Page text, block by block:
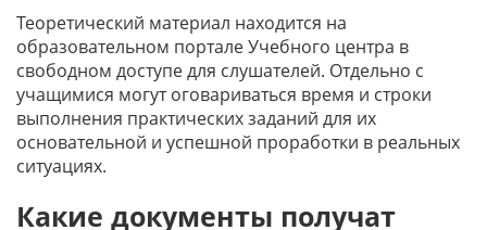
Теоретический материал находится на
образовательном портале Учебного центра в
свободном доступе для слушателей. Отдельно с
учащимися могут оговариваться время и строки
выполнения практических заданий для их
основательной и успешной проработки в реальных
ситуациях.
Какие документы получат